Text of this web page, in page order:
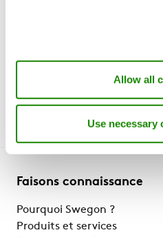
Allow all
Use necessary
Faisons connaissance
Pourquoi Swegon ?
Produits et services